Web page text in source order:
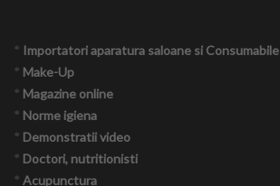
* Importatori aparatura saloane si Consumabile
* Make-Up
* Magazine online
* Norme igiena
* Demonstratii video
* Doctori, nutritionisti
* Acupunctura